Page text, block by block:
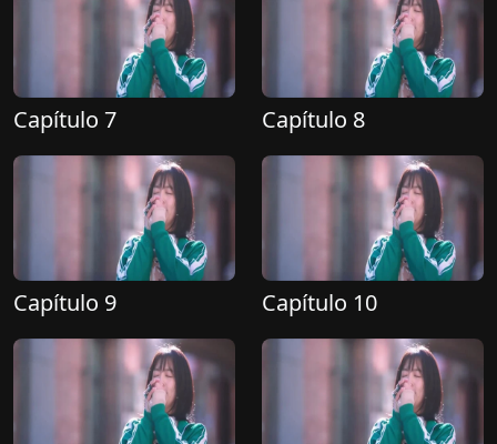
Capítulo 7 Capítulo 8
Capítulo 9 Capítulo 10